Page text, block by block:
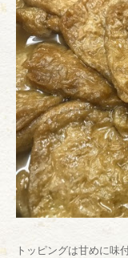
トッピングは甘めに味